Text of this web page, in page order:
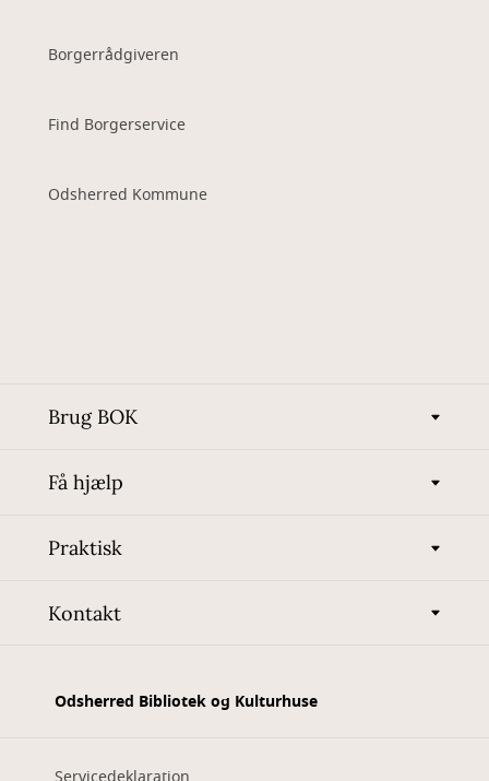
Borgerrådgiveren
Find Borgerservice
Odsherred Kommune
Brug BOK
Få hjælp
Praktisk
Kontakt
Odsherred Bibliotek og Kulturhuse